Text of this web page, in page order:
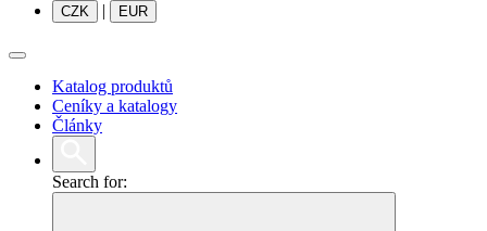
CZK | EUR
Katalog produktů
Ceníky a katalogy
Články
Search for: